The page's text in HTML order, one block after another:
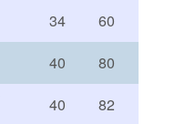
34
60
40
80
40
82